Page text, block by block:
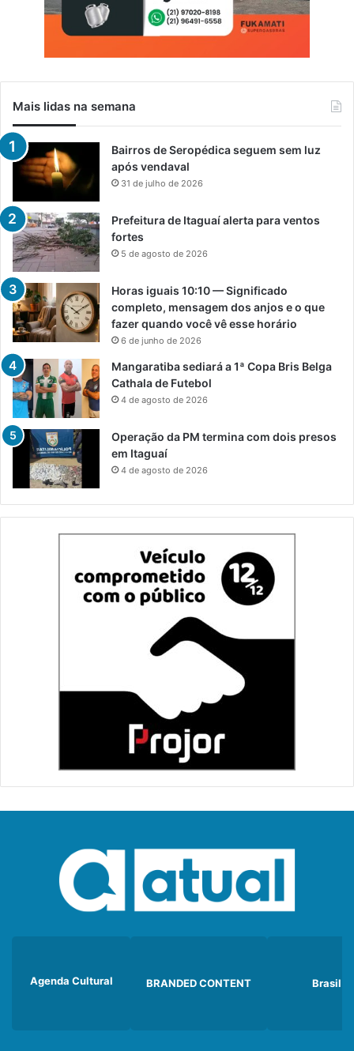
Mais lidas na semana
Bairros de Seropédica seguem sem luz
após vendaval
31 de julho de 2026
Prefeitura de Itaguaí alerta para ventos
fortes
5 de agosto de 2026
Horas iguais 10:10 — Significado
completo, mensagem dos anjos e o que
fazer quando você vê esse horário
6 de junho de 2026
Mangaratiba sediará a 1ª Copa Bris Belga
Cathala de Futebol
4 de agosto de 2026
Operação da PM termina com dois presos
em Itaguaí
4 de agosto de 2026
Agenda Cultural BRANDED CONTENT Brasil